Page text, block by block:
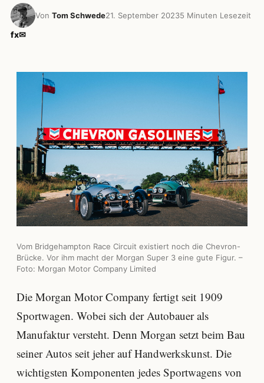
Von Tom Schwede21. September 20235 Minuten Lesezeit
fx✉
Vom Bridgehampton Race Circuit existiert noch die Chevron-
Brücke. Vor ihm macht der Morgan Super 3 eine gute Figur. –
Foto: Morgan Motor Company Limited
Die Morgan Motor Company fertigt seit 1909
Sportwagen. Wobei sich der Autobauer als
Manufaktur versteht. Denn Morgan setzt beim Bau
seiner Autos seit jeher auf Handwerkskunst. Die
wichtigsten Komponenten jedes Sportwagens von